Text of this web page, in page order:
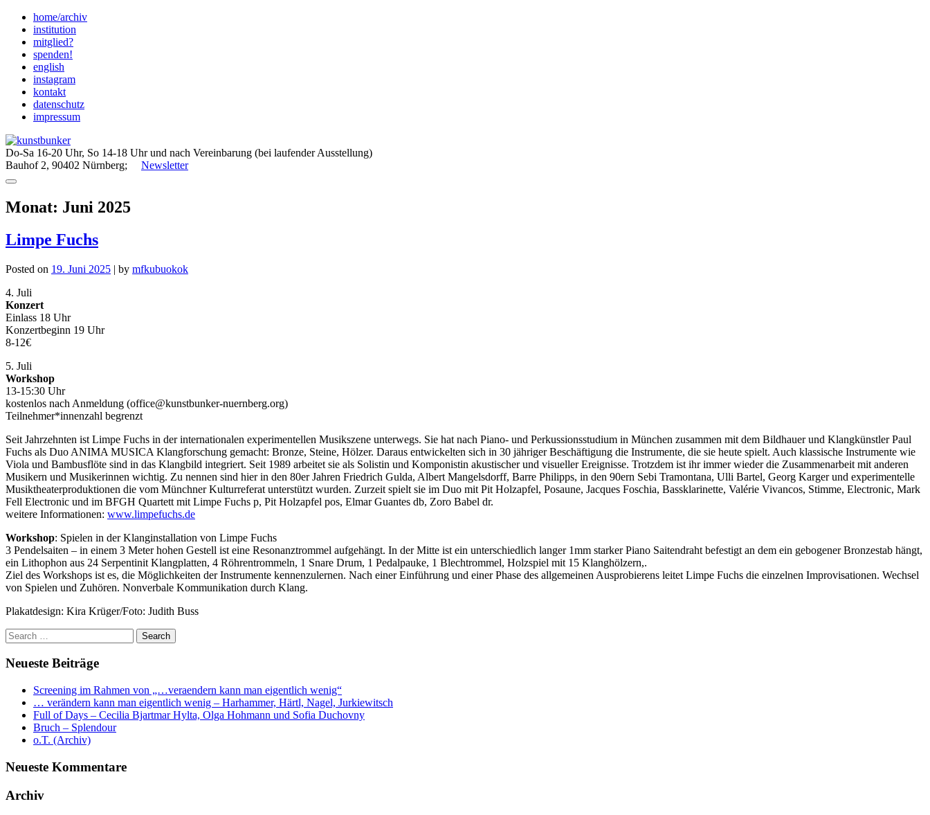
Skip
content
home/archiv
institution
mitglied?
spenden!
english
instagram
kontakt
datenschutz
impressum
Do-Sa 16-20 Uhr, So 14-18 Uhr und nach Vereinbarung (bei laufender Ausstellung)
Bauhof 2, 90402 Nürnberg; Newsletter
Monat: Juni 2025
Limpe Fuchs
Posted on 19. Juni 2025 | by mfkubuokok
4. Juli
Konzert
Einlass 18 Uhr
Konzertbeginn 19 Uhr
8-12€
5. Juli
Workshop
13-15:30 Uhr
kostenlos nach Anmeldung (office@kunstbunker-nuernberg.org)
Teilnehmer*innenzahl begrenzt
Seit Jahrzehnten ist Limpe Fuchs in der internationalen experimentellen Musikszene unterwegs. Sie hat nach Piano- und Perkussionsstudium in München zusammen mit dem Bildhauer und Klangkünstler Paul
Fuchs als Duo ANIMA MUSICA Klangforschung gemacht: Bronze, Steine, Hölzer. Daraus entwickelten sich in 30 jähriger Beschäftigung die Instrumente, die sie heute spielt. Auch klassische Instrumente wie
Viola und Bambusflöte sind in das Klangbild integriert. Seit 1989 arbeitet sie als Solistin und Komponistin akustischer und visueller Ereignisse. Trotzdem ist ihr immer wieder die Zusammenarbeit mit anderen
Musikern und Musikerinnen wichtig. Zu nennen sind hier in den 80er Jahren Friedrich Gulda, Albert Mangelsdorff, Barre Philipps, in den 90ern Sebi Tramontana, Ulli Bartel, Georg Karger und experimentelle
Musiktheaterproduktionen die vom Münchner Kulturreferat unterstützt wurden. Zurzeit spielt sie im Duo mit Pit Holzapfel, Posaune, Jacques Foschia, Bassklarinette, Valérie Vivancos, Stimme, Electronic, Mark
Fell Electronic und im BFGH Quartett mit Limpe Fuchs p, Pit Holzapfel pos, Elmar Guantes db, Zoro Babel dr.
weitere Informationen: www.limpefuchs.de
Workshop: Spielen in der Klanginstallation von Limpe Fuchs
3 Pendelsaiten – in einem 3 Meter hohen Gestell ist eine Resonanztrommel aufgehängt. In der Mitte ist ein unterschiedlich langer 1mm starker Piano Saitendraht befestigt an dem ein gebogener Bronzestab hängt,
ein Lithophon aus 24 Serpentinit Klangplatten, 4 Röhrentrommeln, 1 Snare Drum, 1 Pedalpauke, 1 Blechtrommel, Holzspiel mit 15 Klanghölzern,.
Ziel des Workshops ist es, die Möglichkeiten der Instrumente kennenzulernen. Nach einer Einführung und einer Phase des allgemeinen Ausprobierens leitet Limpe Fuchs die einzelnen Improvisationen. Wechsel
von Spielen und Zuhören. Nonverbale Kommunikation durch Klang.
Plakatdesign: Kira Krüger/Foto: Judith Buss
Neueste Beiträge
Screening im Rahmen von „…veraendern kann man eigentlich wenig“
… verändern kann man eigentlich wenig – Harhammer, Härtl, Nagel, Jurkiewitsch
Full of Days – Cecilia Bjartmar Hylta, Olga Hohmann und Sofia Duchovny
Bruch – Splendour
o.T. (Archiv)
Neueste Kommentare
Archiv